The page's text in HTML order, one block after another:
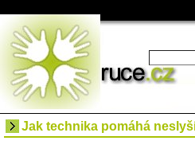
Jak technika pomáhá